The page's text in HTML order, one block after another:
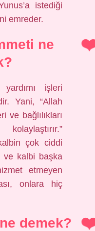
istediği
emreder.
ne
yardımı işleri
Yani, “Allah
ve bağlılıkları
çok ciddi
ve kalbi başka
etmeyen
onlara hiç
demek?